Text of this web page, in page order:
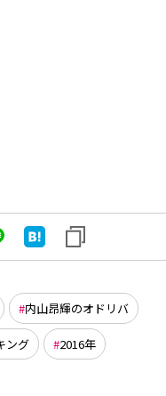
内山昂輝のオドリバ
ング 2016年